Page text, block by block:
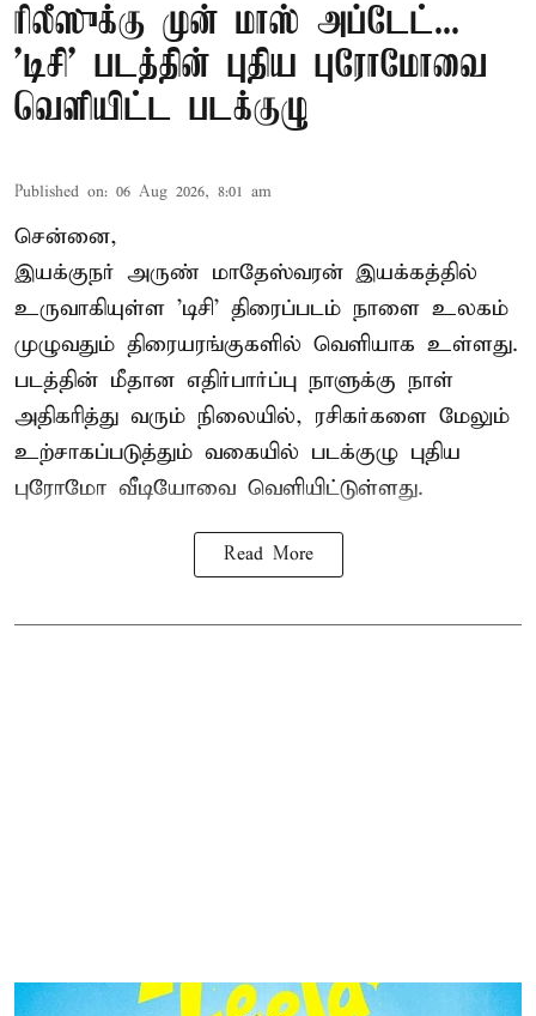
ரிலீஸுக்கு முன் மாஸ் அப்டேட்...
'டிசி' படத்தின் புதிய புரோமோவை
வெளியிட்ட படக்குழு
Published on: 06 Aug 2026, 8:01 am
சென்னை,
இயக்குநர் அருண் மாதேஸ்வரன் இயக்கத்தில்
உருவாகியுள்ள 'டிசி' திரைப்படம் நாளை உலகம்
முழுவதும் திரையரங்குகளில் வெளியாக உள்ளது.
படத்தின் மீதான எதிர்பார்ப்பு நாளுக்கு நாள்
அதிகரித்து வரும் நிலையில், ரசிகர்களை மேலும்
உற்சாகப்படுத்தும் வகையில் படக்குழு புதிய
புரோமோ வீடியோவை வெளியிட்டுள்ளது.
Read More